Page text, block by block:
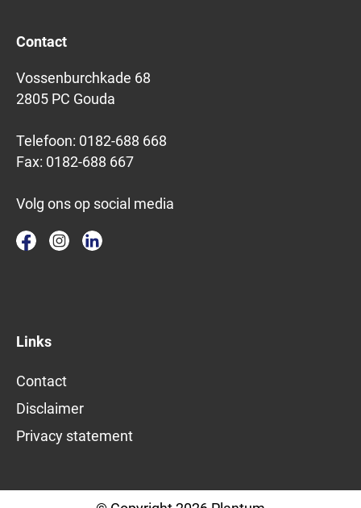
Contact
Vossenburchkade 68
2805 PC Gouda
Telefoon: 0182-688 668
Fax: 0182-688 667
Volg ons op social media
Links
Contact
Disclaimer
Privacy statement